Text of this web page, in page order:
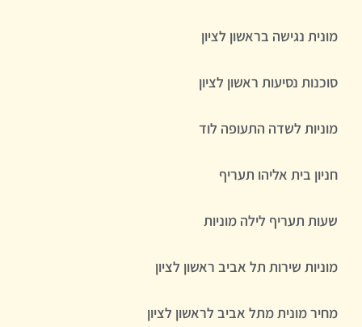
מונית נגישה בראשון לציון
סוכנות נסיעות ראשון לציון
מוניות לשדה התעופה לוד
חניון בית אליהו תעריף
שעות תעריף לילה מוניות
מוניות שירות תל אביב ראשון לציון
מחיר מונית מתל אביב לראשון לציון